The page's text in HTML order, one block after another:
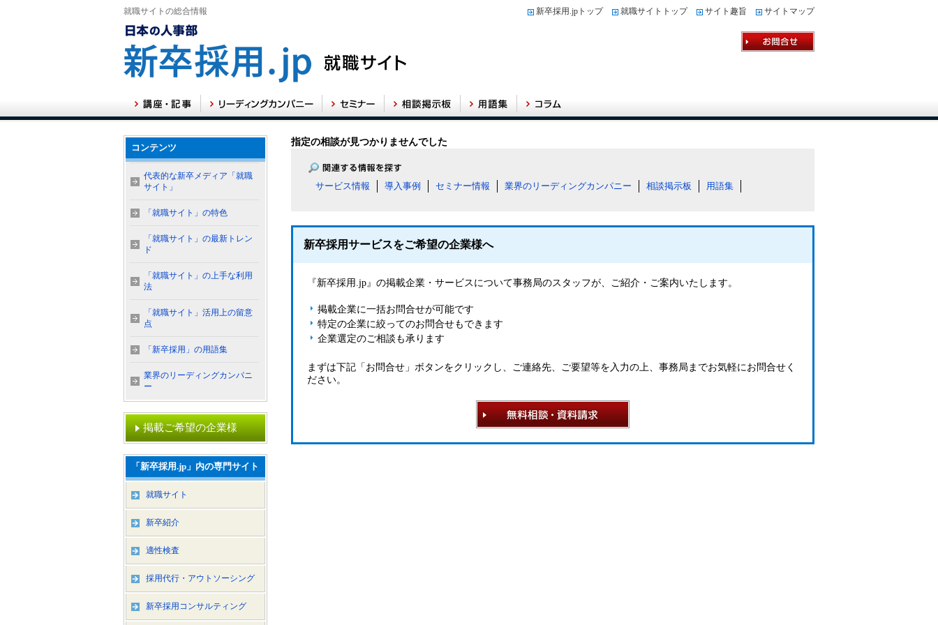
就職サイトの総合情報 新卒採用.jpトップ 就職サイトトップ サイト趣旨 サイトマップ
指定の相談が見つかりませんでした
サービス情報 導入事例 セミナー情報 業界のリーディングカンパニー 相談掲示板 用語集
新卒採用サービスをご希望の企業様へ
『新卒採用.jp』の掲載企業・サービスについて事務局のスタッフが、ご紹介・ご案内いたします。
掲載企業に一括お問合せが可能です
特定の企業に絞ってのお問合せもできます
企業選定のご相談も承ります
まずは下記「お問合せ」ボタンをクリックし、ご連絡先、ご要望等を入力の上、事務局までお気軽にお問合せく
ださい。
コンテンツ
代表的な新卒メディア「就職
サイト」
「就職サイト」の特色
「就職サイト」の最新トレン
ド
「就職サイト」の上手な利用
法
「就職サイト」活用上の留意
点
「新卒採用」の用語集
業界のリーディングカンパニ
ー
掲載ご希望の企業様
「新卒採用.jp」内の専門サイト
就職サイト
新卒紹介
適性検査
採用代行・アウトソーシング
新卒採用コンサルティング